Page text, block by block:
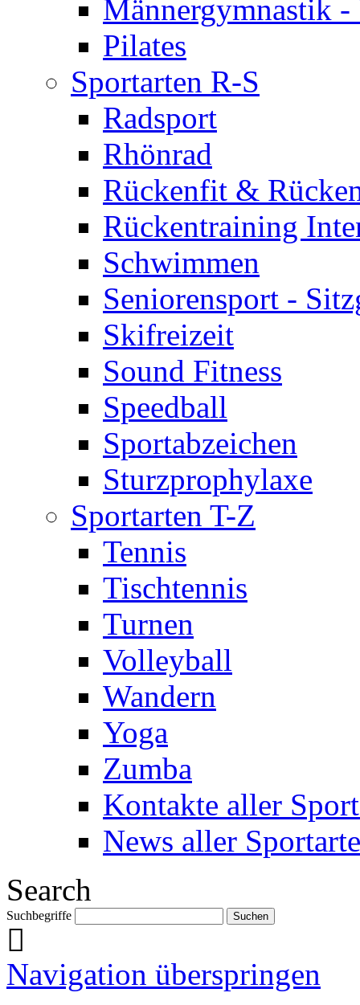
Männergymnastik
Pilates
Sportarten R-S
Radsport
Rhönrad
Rückenfit &
Rückentraining
Schwimmen
Seniorensport -
Skifreizeit
Sound Fitness
Speedball
Sportabzeichen
Sturzprophylaxe
Sportarten T-Z
Tennis
Tischtennis
Turnen
Volleyball
Wandern
Yoga
Zumba
Kontakte aller
News aller
Search
Suchbegriffe
Navigation überspringen